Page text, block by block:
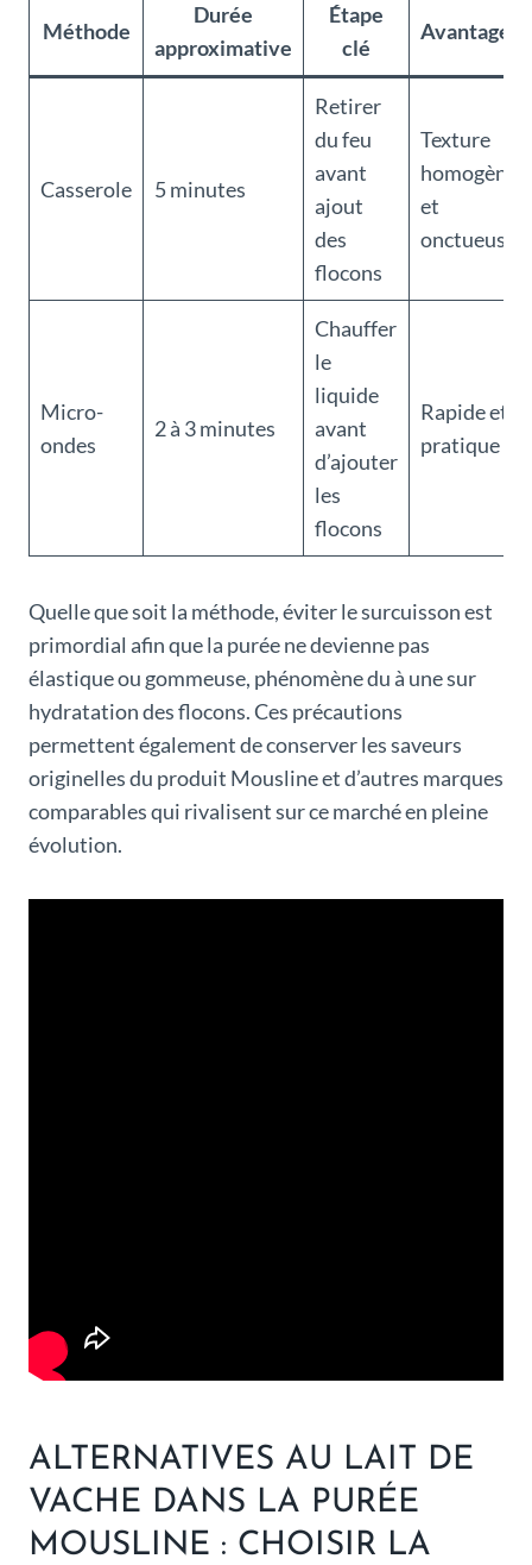
Méthode
Durée
approximative
Étape
clé
Avantages
Casserole 5 minutes
Retirer
du feu
avant
ajout
des
flocons
Texture
homogène
et
onctueuse
Micro-
ondes
2 à 3 minutes
Chauffer
le
liquide
avant
d’ajouter
les
flocons
Rapide et
pratique
Quelle que soit la méthode, éviter le surcuisson est
primordial afin que la purée ne devienne pas
élastique ou gommeuse, phénomène du à une sur
hydratation des flocons. Ces précautions
permettent également de conserver les saveurs
originelles du produit Mousline et d’autres marques
comparables qui rivalisent sur ce marché en pleine
évolution.
ALTERNATIVES AU LAIT DE
VACHE DANS LA PURÉE
MOUSLINE : CHOISIR LA